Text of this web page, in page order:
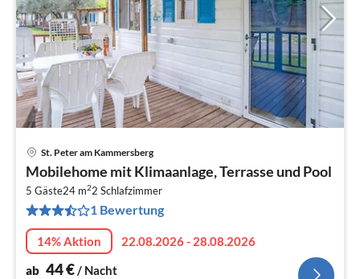
St. Peter am Kammersberg
Mobilehome mit Klimaanlage, Terrasse und Pool
5 Gäste24 m22 Schlafzimmer
1 Bewertung
14% Aktion
22.08.2026 - 28.08.2026
ab 44€/ Nacht